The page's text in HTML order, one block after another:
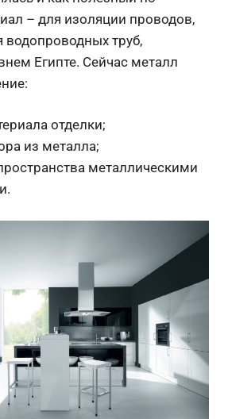
– для изоляции проводов,
водопроводных труб,
Египте. Сейчас металл
отделки;
из металла;
металлическими